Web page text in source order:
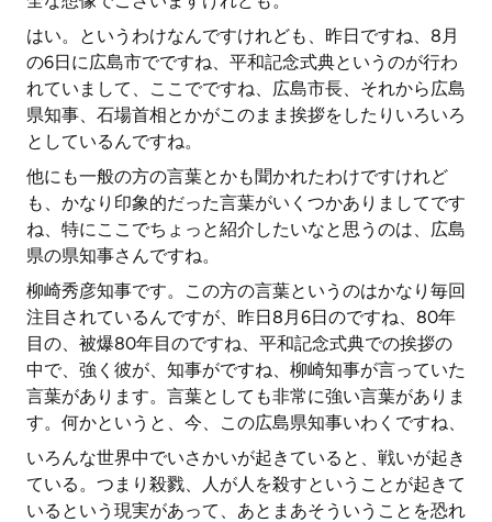
はい。というわけなんですけれども、昨日ですね、8月
の6日に広島市でですね、平和記念式典というのが行わ
れていまして、ここでですね、広島市長、それから広島
県知事、石場首相とかがこのまま挨拶をしたりいろいろ
としているんですね。
他にも一般の方の言葉とかも聞かれたわけですけれど
も、かなり印象的だった言葉がいくつかありましてです
ね、特にここでちょっと紹介したいなと思うのは、広島
県の県知事さんですね。
柳崎秀彦知事です。この方の言葉というのはかなり毎回
注目されているんですが、昨日8月6日のですね、80年
目の、被爆80年目のですね、平和記念式典での挨拶の
中で、強く彼が、知事がですね、柳崎知事が言っていた
言葉があります。言葉としても非常に強い言葉がありま
す。何かというと、今、この広島県知事いわくですね、
いろんな世界中でいさかいが起きていると、戦いが起き
ている。つまり殺戮、人が人を殺すということが起きて
いるという現実があって、あとまあそういうことを恐れ